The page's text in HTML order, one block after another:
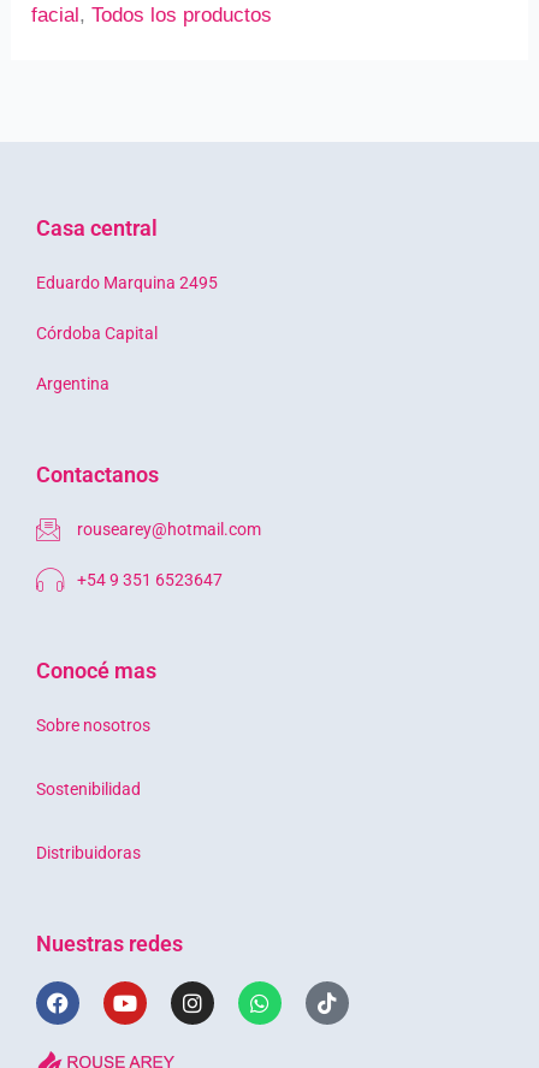
facial,Todos los productos
Casa central
Eduardo Marquina 2495
Córdoba Capital
Argentina
Contactanos
rousearey@hotmail.com
+54 9 351 6523647
Conocé mas
Sobre nosotros
Sostenibilidad
Distribuidoras
Nuestras redes
F
a
e
Y
o
t
I
n
W
h
T
i